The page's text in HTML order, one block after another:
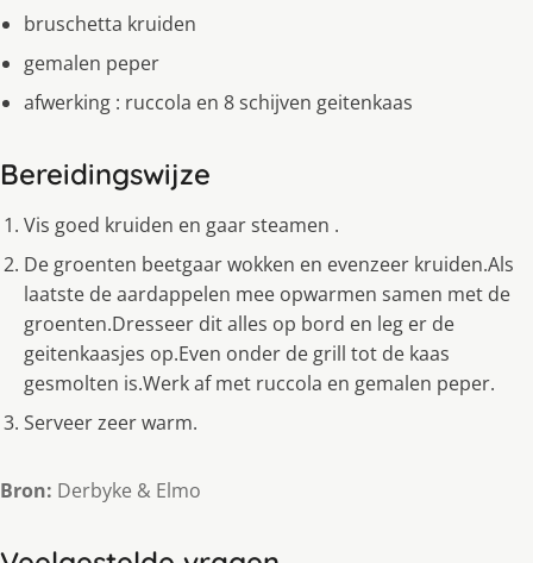
bruschetta kruiden
gemalen peper
afwerking : ruccola en 8 schijven geitenkaas
Bereidingswijze
Vis goed kruiden en gaar steamen .
De groenten beetgaar wokken en evenzeer kruiden.Als
laatste de aardappelen mee opwarmen samen met de
groenten.Dresseer dit alles op bord en leg er de
geitenkaasjes op.Even onder de grill tot de kaas
gesmolten is.Werk af met ruccola en gemalen peper.
Serveer zeer warm.
Bron: Derbyke & Elmo